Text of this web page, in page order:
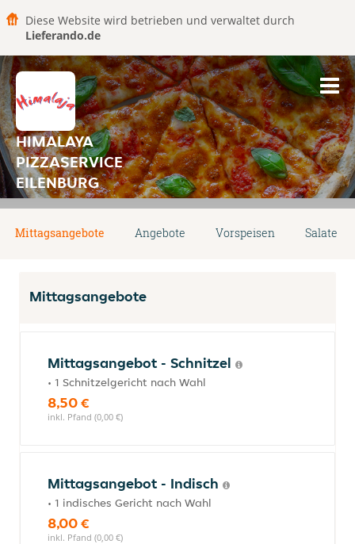
Diese Website wird betrieben und verwaltet durch
Lieferando.de
HIMALAYA
PIZZASERVICE
EILENBURG
Mittagsangebote Angebote Vorspeisen Salate
Mittagsangebote
Mittagsangebot - Schnitzel
• 1 Schnitzelgericht nach Wahl
8,50 €
inkl. Pfand (0,00 €)
Mittagsangebot - Indisch
• 1 indisches Gericht nach Wahl
8,00 €
inkl. Pfand (0,00 €)